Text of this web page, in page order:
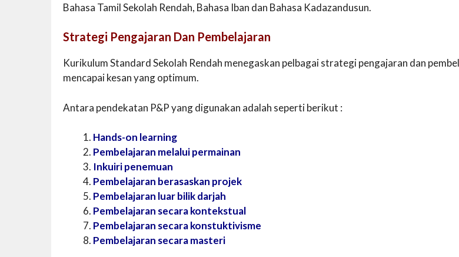
Bahasa Tamil Sekolah Rendah, Bahasa Iban dan Bahasa Kadazandusun.
Strategi Pengajaran Dan Pembelajaran
Kurikulum Standard Sekolah Rendah menegaskan pelbagai strategi pengajaran dan
mencapai kesan yang optimum.
Antara pendekatan P&P yang digunakan adalah seperti berikut :
Hands-on learning
Pembelajaran melalui permainan
Inkuiri penemuan
Pembelajaran berasaskan projek
Pembelajaran luar bilik darjah
Pembelajaran secara kontekstual
Pembelajaran secara konstuktivisme
Pembelajaran secara masteri